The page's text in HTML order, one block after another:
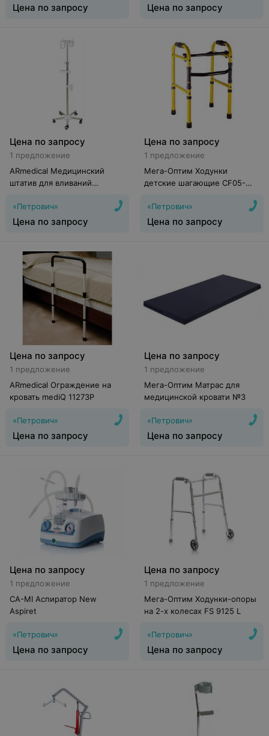
Цена по запросу Цена по запросу
Цена по запросу
1 предложение
ARmedical Медицинский
штатив для вливаний
«Петрович»
Цена по запросу
Цена по запросу
1 предложение
Мега-Оптим Ходунки
детские шагающие CF05-
«Петрович»
Цена по запросу
Цена по запросу
1 предложение
ARmedical Ограждение на
кровать mediQ 11273Р
«Петрович»
Цена по запросу
Цена по запросу
1 предложение
Мега-Оптим Матрас для
медицинской кровати №3
«Петрович»
Цена по запросу
Цена по запросу
1 предложение
CA-MI Аспиратор New
Aspiret
«Петрович»
Цена по запросу
Цена по запросу
1 предложение
Мега-Оптим Ходунки-опоры
на 2-х колесах FS 9125 L
«Петрович»
Цена по запросу